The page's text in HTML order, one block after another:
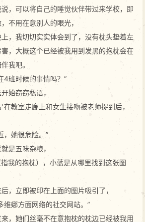
，可以将自己的睡觉伙伴带过来学校，即
不用在意别人的眼光，
，我切切实实体会到了，没有枕头垫着左
，大概这个已经被我用到发黑的抱枕会在
我吧。
4班时候的事情吗？”
始窃窃私语，
在教室走廊上和女生接吻被老师捉到后，
，她很危险。”
是五味杂粮，
我的抱枕），小蓝是从哪里找到这张图
，立即被印在上面的图片吸引了，
维娜方面网络的社交网站。”
，她们丝毫不在意抱枕的枕边已经被我用